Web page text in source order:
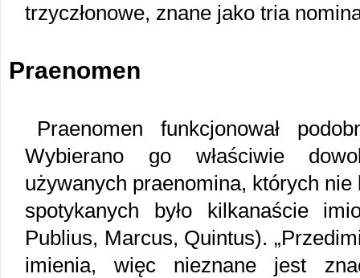
trzyczłonowe, znane jako tria
Praenomen
Praenomen funkcjonował
Wybierano go właściwie
używanych praenomina, których nie
spotykanych było kilkanaście
Publius, Marcus, Quintus).
imienia, więc nieznane jest